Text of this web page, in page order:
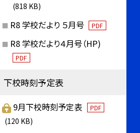
(818 KB)
R8 学校だより ５月号 PDF
R8 学校だより４月号（HP)
PDF
下校時刻予定表
9月下校時刻予定表 PDF
(120 KB)